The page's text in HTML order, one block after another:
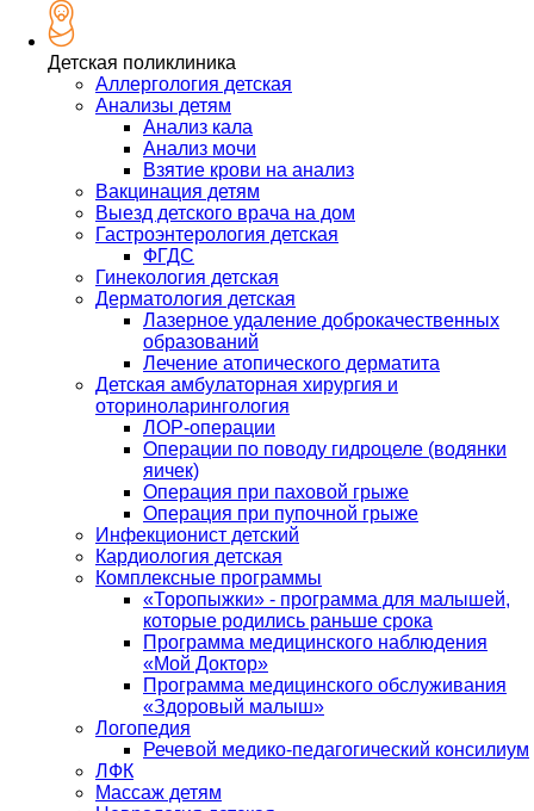
Детская поликлиника
Аллергология детская
Анализы детям
Анализ кала
Анализ мочи
Взятие крови на анализ
Вакцинация детям
Выезд детского врача на дом
Гастроэнтерология детская
ФГДС
Гинекология детская
Дерматология детская
Лазерное удаление доброкачественных
образований
Лечение атопического дерматита
Детская амбулаторная хирургия и
оториноларингология
ЛОР-операции
Операции по поводу гидроцеле (водянки
яичек)
Операция при паховой грыже
Операция при пупочной грыже
Инфекционист детский
Кардиология детская
Комплексные программы
«Торопыжки» - программа для малышей,
которые родились раньше срока
Программа медицинского наблюдения
«Мой Доктор»
Программа медицинского обслуживания
«Здоровый малыш»
Логопедия
Речевой медико-педагогический консилиум
ЛФК
Массаж детям